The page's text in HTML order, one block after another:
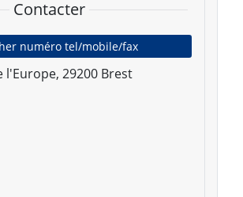
Contacter
numéro tel/mobile/fax
l'Europe,29200 Brest